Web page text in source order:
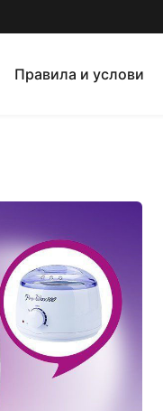
Правила и услови